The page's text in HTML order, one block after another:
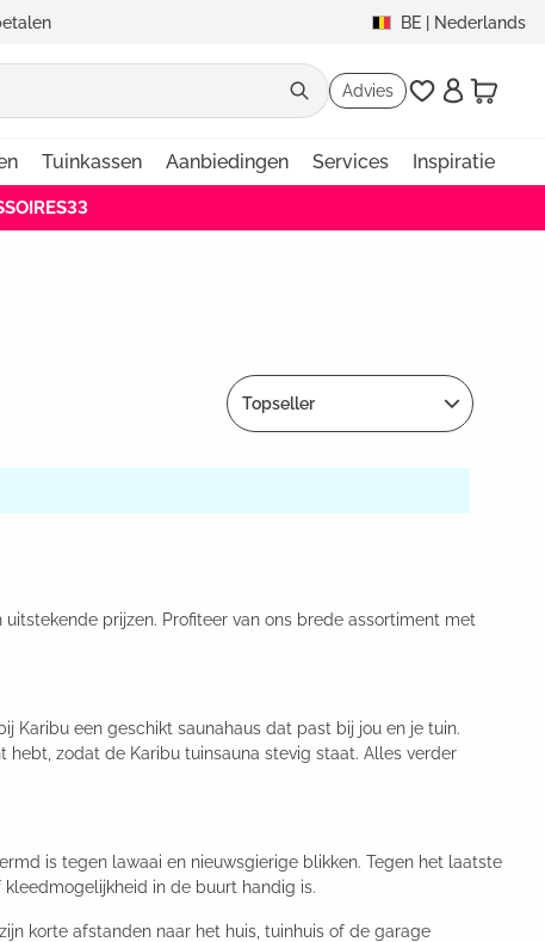
BE | Nederlands
Advies
Tuinkassen Aanbiedingen Services Inspiratie
Topseller
prijzen. Profiteer van ons brede assortiment met
Karibu een geschikt saunahaus dat past bij jou en je tuin.
zodat de Karibu tuinsauna stevig staat. Alles verder
is tegen lawaai en nieuwsgierige blikken. Tegen het laatste
in de buurt handig is.
korte afstanden naar het huis, tuinhuis of de garage